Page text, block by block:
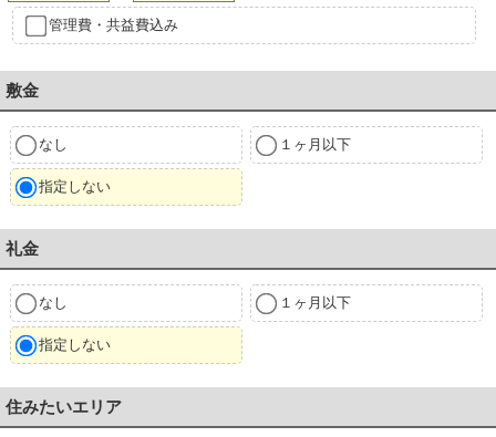
管理費・共益費込み
敷金
なし １ヶ月以下
指定しない
礼金
なし １ヶ月以下
指定しない
住みたいエリア